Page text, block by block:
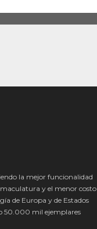
la mejor funcionalidad
y el menor costo
de Europa y de Estados
50.000 mil ejemplares